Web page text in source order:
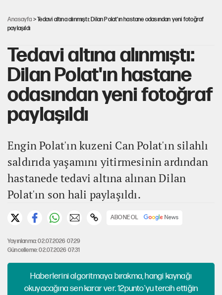
Anasayfa > Tedavi altına alınmıştı: Dilan Polat'ın hastane odasından yeni fotoğraf
paylaşıldı
Tedavi altına alınmıştı:
Dilan Polat'ın hastane
odasından yeni fotoğraf
paylaşıldı
Engin Polat'ın kuzeni Can Polat'ın silahlı
saldırıda yaşamını yitirmesinin ardından
hastanede tedavi altına alınan Dilan
Polat'ın son hali paylaşıldı.
ABONE OL
Yayınlanma: 02.07.2026 07:29
Güncelleme: 02.07.2026 07:31
Haberlerini algoritmaya bırakma, hangi kaynağı
okuyacağına sen karar ver. 12punto'yu tercih ettiğin